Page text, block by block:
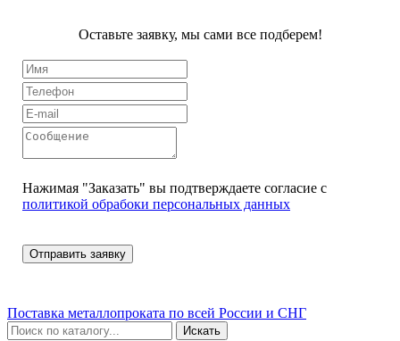
Оставьте заявку, мы сами все подберем!
Нажимая "Заказать" вы подтверждаете согласие с
политикой обрабоки персональных данных
Поставка металлопроката по всей России и СНГ
Искать